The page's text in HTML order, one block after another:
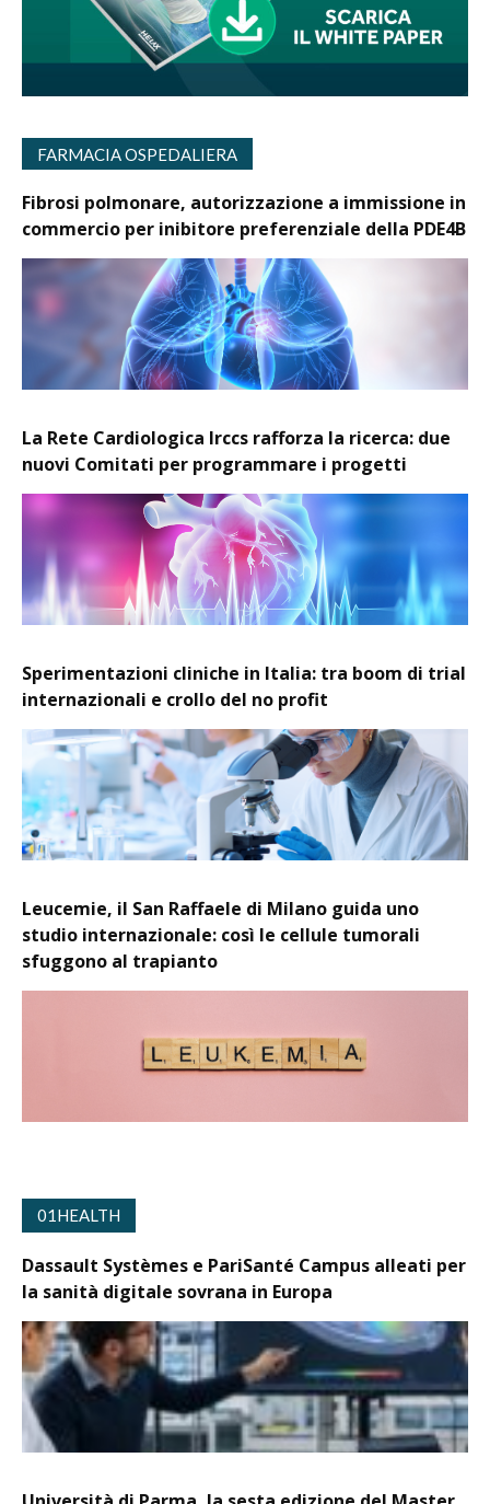
FARMACIA OSPEDALIERA
Fibrosi polmonare, autorizzazione a immissione in
commercio per inibitore preferenziale della PDE4B
La Rete Cardiologica Irccs rafforza la ricerca: due
nuovi Comitati per programmare i progetti
Sperimentazioni cliniche in Italia: tra boom di trial
internazionali e crollo del no profit
Leucemie, il San Raffaele di Milano guida uno
studio internazionale: così le cellule tumorali
sfuggono al trapianto
01HEALTH
Dassault Systèmes e PariSanté Campus alleati per
la sanità digitale sovrana in Europa